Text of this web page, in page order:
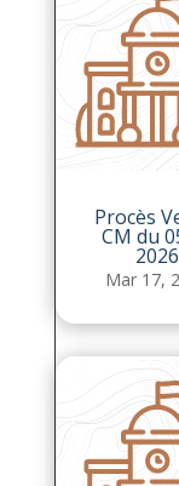
Procès
CM du
2026
Mar 17,